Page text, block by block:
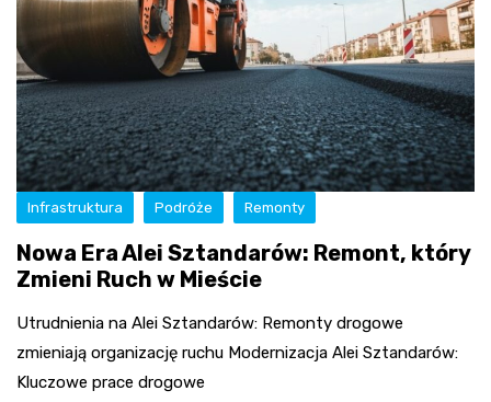
Infrastruktura Podróże Remonty
Nowa Era Alei Sztandarów: Remont, który
Zmieni Ruch w Mieście
Utrudnienia na Alei Sztandarów: Remonty drogowe
zmieniają organizację ruchu Modernizacja Alei Sztandarów:
Kluczowe prace drogowe